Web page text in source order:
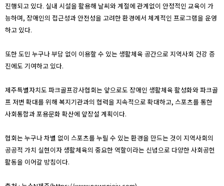
진행되고 있다. 실내 시설을 활용해 날씨와 계절에 관계없이 안정적인 교육이 가
능하며, 장애인의 접근성과 안전성을 고려한 환경에서 체계적인 프로그램을 운영
하고 있다.
또한 도민 누구나 부담 없이 이용할 수 있는 생활체육 공간으로 지역사회 건강 증
진에도 기여하고 있다.
제주특별자치도 파크골프강사협회는 앞으로도 장애인 생활체육 활성화와 파크골
프 저변 확대를 위해 복지기관과의 협력을 지속적으로 확대하고, 스포츠를 통한
사회통합과 포용문화 확산에 앞장설 계획이다.
협회는 누구나 차별 없이 스포츠를 누릴 수 있는 환경을 만드는 것이 지역사회의
공공적 가치 실현이자 생활체육의 중요한 역할이라는 신념으로 다양한 사회공헌
활동을 이어갈 방침이다.